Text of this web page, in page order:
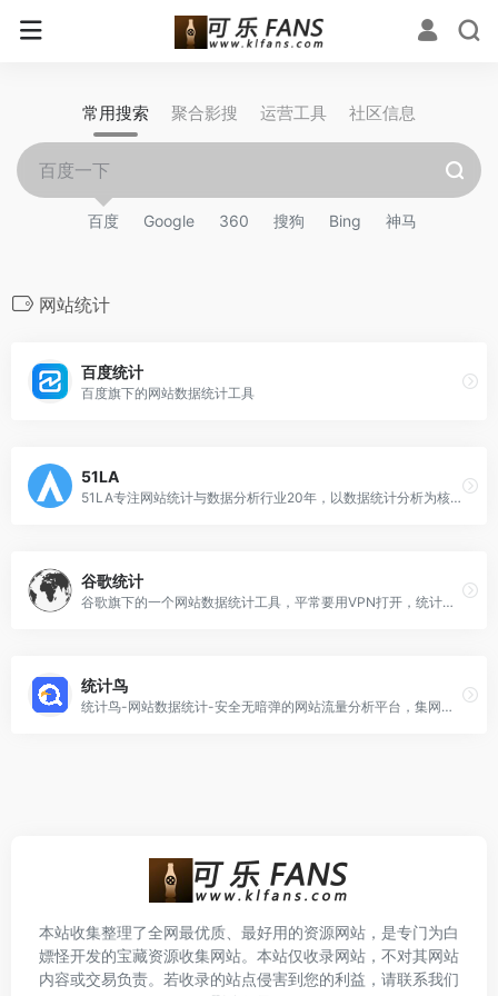
常用搜索 聚合影搜 运营工具 社区信息
百度 Google 360 搜狗 Bing 神马
网站统计
百度统计
百度旗下的网站数据统计工具
51LA
51LA专注网站统计与数据分析行业20年，以数据统计分析为核心，驱动产品设计与运营策略，深入挖掘用户和产品需求，赋能商业决策。旗下拥有51.LA 网站统计等多个数据分析平台，目前累计超过千万应用提供流量统计服务，致力于为开发者及中小企业提供专业的数据服务工具和解决方案。
谷歌统计
谷歌旗下的一个网站数据统计工具，平常要用VPN打开，统计的数据时差不一样
统计鸟
统计鸟-网站数据统计-安全无暗弹的网站流量分析平台，集网站数据统计、交流论坛、网站健康检测等工具于一体
本站收集整理了全网最优质、最好用的资源网站，是专门为白
嫖怪开发的宝藏资源收集网站。本站仅收录网站，不对其网站
内容或交易负责。若收录的站点侵害到您的利益，请联系我们